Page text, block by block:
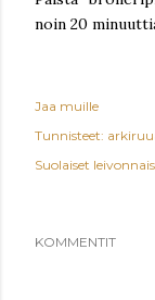
noin 20
Jaa muille
Tunnisteet:
Suolaiset
KOMMENTIT